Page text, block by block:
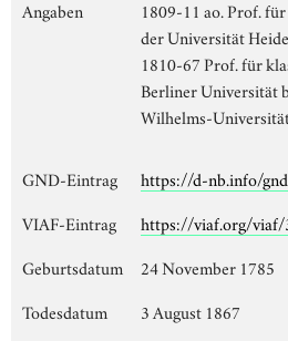
Angaben
1809-11 ao. Prof.
der Universität
1810-67 Prof. für
Berliner Universität
Wilhelms-
GND-Eintrag
https://d-nb.info/
VIAF-Eintrag
https://viaf.org/
Geburtsdatum
24 November 1785
Todesdatum
3 August 1867